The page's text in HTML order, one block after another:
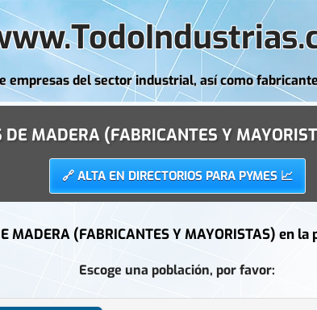
empresas del sector industrial, así como
DE MADERA (FABRICANTES Y
🔗 ALTA EN DIRECTORIOS PARA PYMES 📈
MADERA (FABRICANTES Y MAYORISTAS) en
Escoge una población, por favor: